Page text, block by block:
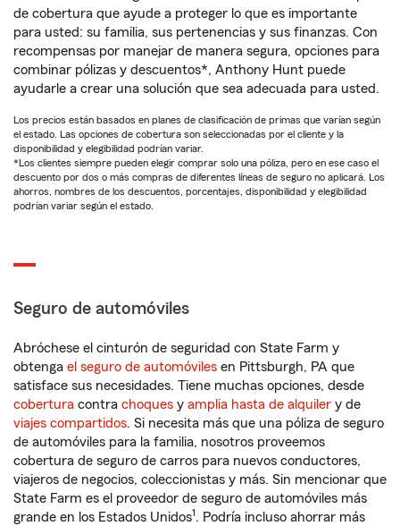
de cobertura que ayude a proteger lo que es importante
para usted: su familia, sus pertenencias y sus finanzas. Con
recompensas por manejar de manera segura, opciones para
combinar pólizas y descuentos*, Anthony Hunt puede
ayudarle a crear una solución que sea adecuada para usted.
Los precios están basados en planes de clasificación de primas que varían según
el estado. Las opciones de cobertura son seleccionadas por el cliente y la
disponibilidad y elegibilidad podrían variar.
*Los clientes siempre pueden elegir comprar solo una póliza, pero en ese caso el
descuento por dos o más compras de diferentes líneas de seguro no aplicará. Los
ahorros, nombres de los descuentos, porcentajes, disponibilidad y elegibilidad
podrían variar según el estado.
Seguro de automóviles
Abróchese el cinturón de seguridad con State Farm y
obtenga el seguro de automóviles en Pittsburgh, PA que
satisface sus necesidades. Tiene muchas opciones, desde
cobertura contra choques y amplia hasta de alquiler y de
viajes compartidos. Si necesita más que una póliza de seguro
de automóviles para la familia, nosotros proveemos
cobertura de seguro de carros para nuevos conductores,
viajeros de negocios, coleccionistas y más. Sin mencionar que
State Farm es el proveedor de seguro de automóviles más
grande en los Estados Unidos1 . Podría incluso ahorrar más